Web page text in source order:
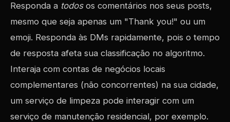
Responda a todosos comentários nos seus posts,
mesmo que seja apenas um "Thank you!" ou um
emoji. Responda às DMs rapidamente, pois o tempo
de resposta afeta sua classificação no algoritmo.
Interaja com contas de negócios locais
complementares (não concorrentes) na sua cidade,
um serviço de limpeza pode interagir com um
serviço de manutenção residencial, por exemplo.